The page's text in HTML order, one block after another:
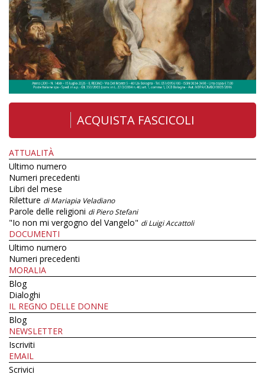
ACQUISTA FASCICOLI
ATTUALITÀ
Ultimo numero
Numeri precedenti
Libri del mese
Riletture di Mariapia Veladiano
Parole delle religioni di Piero Stefani
"Io non mi vergogno del Vangelo" di Luigi Accattoli
DOCUMENTI
Ultimo numero
Numeri precedenti
MORALIA
Blog
Dialoghi
IL REGNO DELLE DONNE
Blog
NEWSLETTER
Iscriviti
EMAIL
Scrivici